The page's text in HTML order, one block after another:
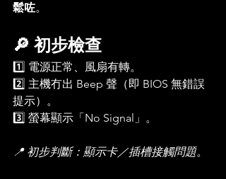
鬆咗。
🔎 初步檢查
1️⃣ 電源正常、風扇有轉。
2️⃣ 主機冇出 Beep 聲（即 BIOS 無錯誤
提示）。
3️⃣ 螢幕顯示「No Signal」。
📍 初步判斷：顯示卡／插槽接觸問題。